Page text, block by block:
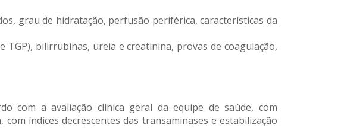
grau de hidratação, perfusão periférica, características da
TGP), bilirrubinas, ureia e creatinina, provas de coagulação,
com a avaliação clínica geral da equipe de saúde, com
índices decrescentes das transaminases e estabilização